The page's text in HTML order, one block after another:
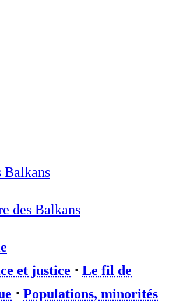
Balkans
des Balkans
et justice ⋅ Le fil de
⋅ Populations, minorités